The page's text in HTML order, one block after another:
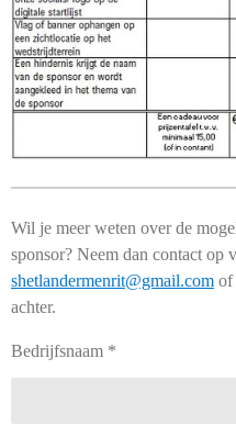
Wil je meer weten over de
sponsor? Neem dan contact op
shetlandermenrit@gmail.com of
achter.
Bedrijfsnaam *